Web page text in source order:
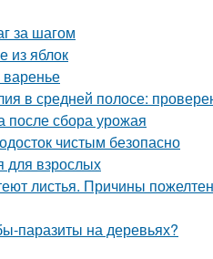
за шагом
из яблок
варенье
в средней полосе:
после сбора урожая
чистым безопасно
для взрослых
листья. Причины
паразиты на деревьях?